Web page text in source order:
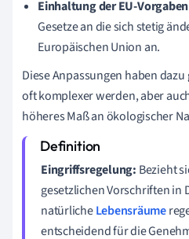
Einhaltung der EU-
Gesetze an die sich stetig
Europäischen Union an.
Diese Anpassungen haben
oft komplexer werden, aber
höheres Maß an ökologischer
Eingriffsregelung: Bezieht
gesetzlichen Vorschriften in
natürlicheLebensräume
entscheidend für die